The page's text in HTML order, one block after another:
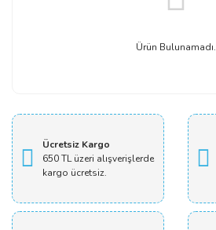
Ürün Bulunamadı.
Ücretsiz Kargo
650 TL üzeri alışverişlerde
kargo ücretsiz.